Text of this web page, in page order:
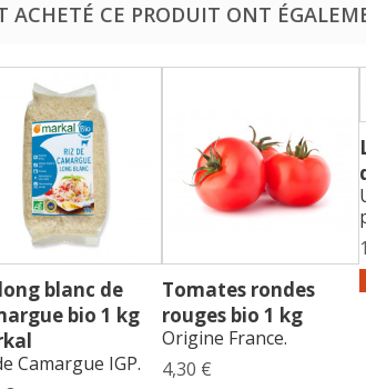
ACHETÉ CE PRODUIT ONT
blanc de
bio 1 kg
Camargue IGP.
Tomates rondes
rouges bio 1 kg
Origine France.
4,30 €